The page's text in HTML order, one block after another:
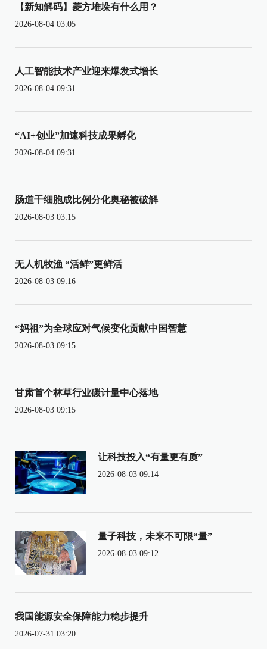
【新知解码】菱方堆垛有什么用？
2026-08-04 03:05
人工智能技术产业迎来爆发式增长
2026-08-04 09:31
“AI+创业”加速科技成果孵化
2026-08-04 09:31
肠道干细胞成比例分化奥秘被破解
2026-08-03 03:15
无人机牧渔 “活鲜”更鲜活
2026-08-03 09:16
“妈祖”为全球应对气候变化贡献中国智慧
2026-08-03 09:15
甘肃首个林草行业碳计量中心落地
2026-08-03 09:15
让科技投入“有量更有质”
2026-08-03 09:14
量子科技，未来不可限“量”
2026-08-03 09:12
我国能源安全保障能力稳步提升
2026-07-31 03:20